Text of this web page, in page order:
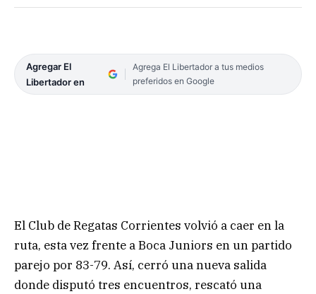
Agregar El
Libertador en
Agrega El Libertador a tus medios
preferidos en Google
El Club de Regatas Corrientes volvió a caer en la
ruta, esta vez frente a Boca Juniors en un partido
parejo por 83-79. Así, cerró una nueva salida
donde disputó tres encuentros, rescató una